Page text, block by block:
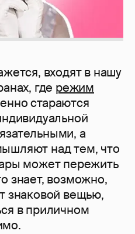
входят в нашу
где режим
стараются
а
над тем, что
может пережить
знает, возможно,
знаковой вещью,
в приличном